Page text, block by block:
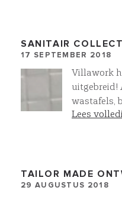
SANITAIR
17 SEPTEMBER 2018
Villawork
uitgebreid!
wastafels,
zijn als op-
detail
Lees
TAILOR MADE
29 AUGUSTUS 2018